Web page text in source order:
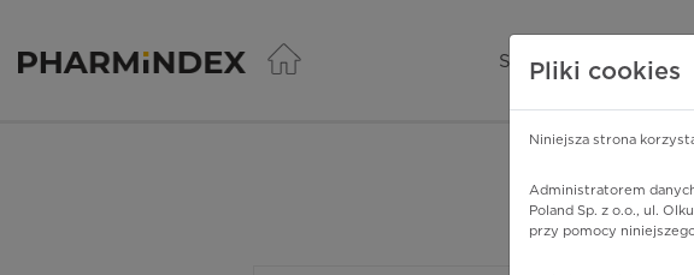
Pharmindex - lider wiedzy o
SERWISY
Pliki cookies
Niniejsza strona
Administratorem
Poland Sp. z o.o., ul.
przy pomocy